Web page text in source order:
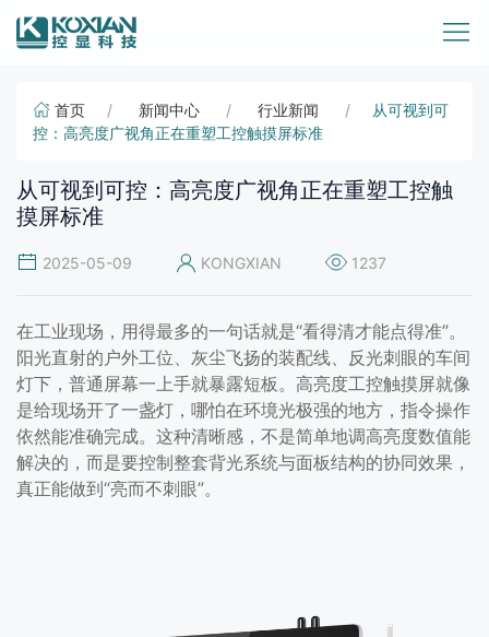
首页 新闻中心 行业新闻
从可视到可
控：高亮度广视角正在重塑工控触摸屏标准
从可视到可控：高亮度广视角正在重塑工控触
摸屏标准
2025-05-09 KONGXIAN 1237
在工业现场，用得最多的一句话就是“看得清才能点得准”。
阳光直射的户外工位、灰尘飞扬的装配线、反光刺眼的车间
灯下，普通屏幕一上手就暴露短板。高亮度工控触摸屏就像
是给现场开了一盏灯，哪怕在环境光极强的地方，指令操作
依然能准确完成。这种清晰感，不是简单地调高亮度数值能
解决的，而是要控制整套背光系统与面板结构的协同效果，
真正能做到“亮而不刺眼”。